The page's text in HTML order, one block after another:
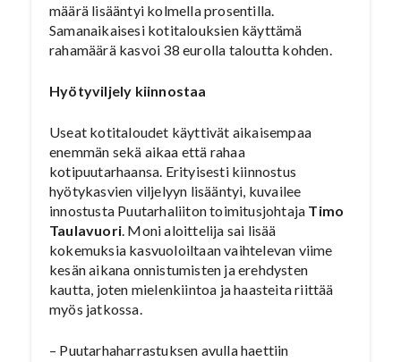
määrä lisääntyi kolmella prosentilla.
Samanaikaisesi kotitalouksien käyttämä
rahamäärä kasvoi 38 eurolla taloutta kohden.
Hyötyviljely kiinnostaa
Useat kotitaloudet käyttivät aikaisempaa
enemmän sekä aikaa että rahaa
kotipuutarhaansa. Erityisesti kiinnostus
hyötykasvien viljelyyn lisääntyi, kuvailee
innostusta Puutarhaliiton toimitusjohtaja Timo
Taulavuori . Moni aloittelija sai lisää
kokemuksia kasvuoloiltaan vaihtelevan viime
kesän aikana onnistumisten ja erehdysten
kautta, joten mielenkiintoa ja haasteita riittää
myös jatkossa.
– Puutarhaharrastuksen avulla haettiin